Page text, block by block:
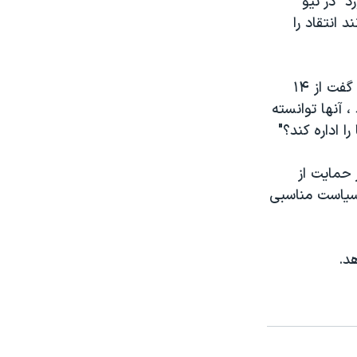
را
در همین جلسه، یک زن جوان آمریکایی – سوری بنام نورا بلند شد و گریه کنان گفت از ۱۴
توانسته
اداره کند؟"
از
سیاست مناسبی